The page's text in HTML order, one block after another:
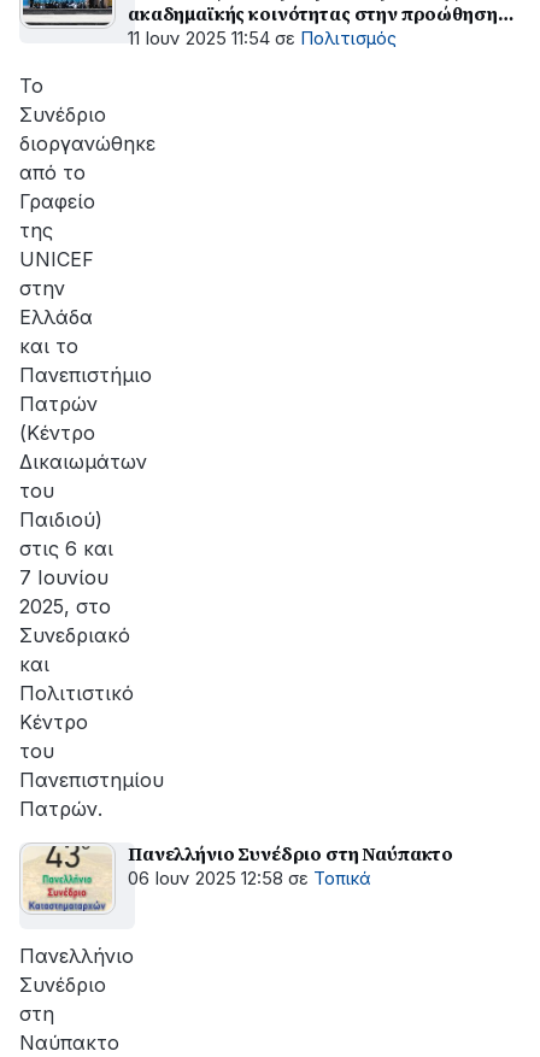
ακαδημαϊκής κοινότητας στην προώθηση
των δικαιωμάτων του παιδιού
11 Ιουν 2025 11:54 σε Πολιτισμός
Το
Συνέδριο
διοργανώθηκε
από το
Γραφείο
της
UNICEF
στην
Ελλάδα
και το
Πανεπιστήμιο
Πατρών
(Κέντρο
Δικαιωμάτων
του
Παιδιού)
στις 6 και
7 Ιουνίου
2025, στο
Συνεδριακό
και
Πολιτιστικό
Κέντρο
του
Πανεπιστημίου
Πατρών.
Πανελλήνιο Συνέδριο στη Ναύπακτο
06 Ιουν 2025 12:58 σε Τοπικά
Πανελλήνιο
Συνέδριο
στη
Ναύπακτο